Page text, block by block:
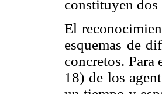
constituyen dos
El
esquemas de
concretos.
18) de los